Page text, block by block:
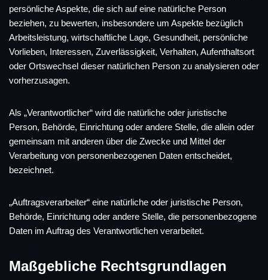
persönliche Aspekte, die sich auf eine natürliche Person
beziehen, zu bewerten, insbesondere um Aspekte bezüglich
Arbeitsleistung, wirtschaftliche Lage, Gesundheit, persönliche
Vorlieben, Interessen, Zuverlässigkeit, Verhalten, Aufenthaltsort
oder Ortswechsel dieser natürlichen Person zu analysieren oder
vorherzusagen.
Als „Verantwortlicher“ wird die natürliche oder juristische
Person, Behörde, Einrichtung oder andere Stelle, die allein oder
gemeinsam mit anderen über die Zwecke und Mittel der
Verarbeitung von personenbezogenen Daten entscheidet,
bezeichnet.
„Auftragsverarbeiter“ eine natürliche oder juristische Person,
Behörde, Einrichtung oder andere Stelle, die personenbezogene
Daten im Auftrag des Verantwortlichen verarbeitet.
Maßgebliche Rechtsgrundlagen